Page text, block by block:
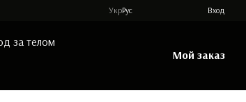
УкрРус Вход
за телом
Мой заказ